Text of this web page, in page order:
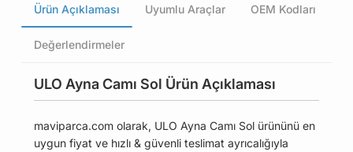
Ürün Açıklaması Uyumlu Araçlar OEM Kodları
Değerlendirmeler
ULO Ayna Camı Sol Ürün Açıklaması
maviparca.com olarak, ULO Ayna Camı Sol ürününü en
uygun fiyat ve hızlı & güvenli teslimat ayrıcalığıyla